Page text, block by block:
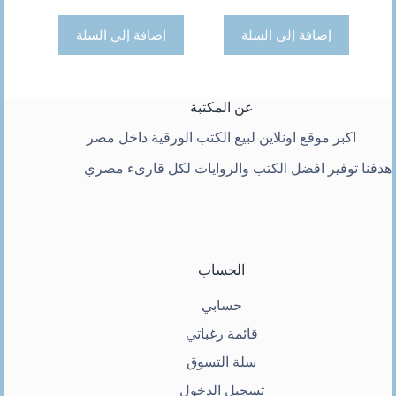
إضافة إلى السلة إضافة إلى السلة
عن المكتبة
اكبر موقع اونلاين لبيع الكتب الورقية داخل مصر
هدفنا توفير افضل الكتب والروايات لكل قارىء مصري
الحساب
حسابي
قائمة رغباتي
سلة التسوق
تسجيل الدخول